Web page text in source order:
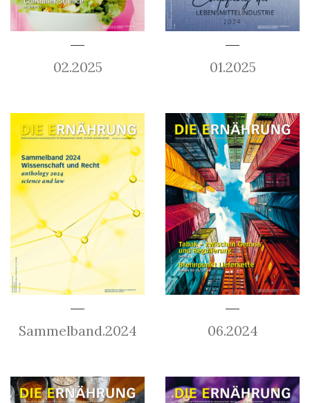
02.2025 01.2025
Sammelband.2024 06.2024